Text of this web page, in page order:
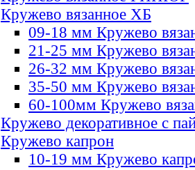
Кружево вязанное ХБ
09-18 мм Кружево
21-25 мм Кружево
26-32 мм Кружево
35-50 мм Кружево
60-100мм Кружево
Кружево декоративное с
Кружево капрон
10-19 мм Кружево